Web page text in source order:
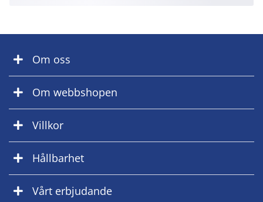
Om oss
Om webbshopen
Villkor
Hållbarhet
Vårt erbjudande